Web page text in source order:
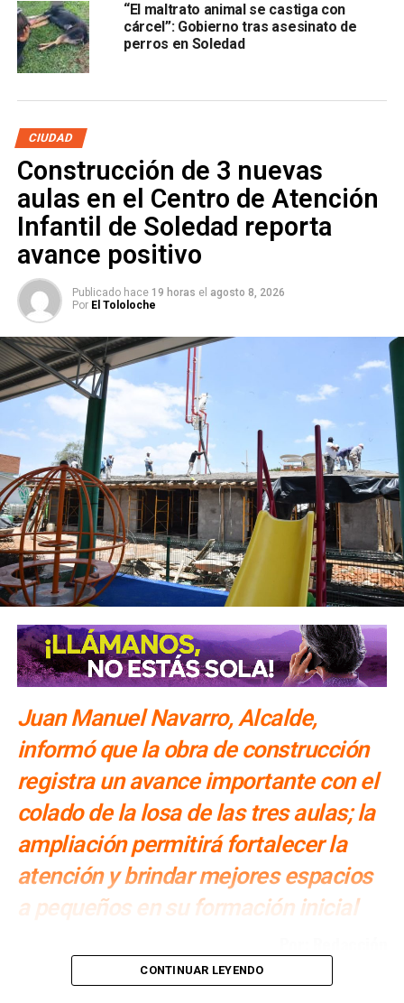
ARTÍCULOS RELACIONADOS: CONAGUA SLP SOLEDAD
SIGUIENTE
Enrique Galindo entrega su Primer Informe al
Congreso de SLP define calendario de
comparecencias por el Cuarto Informe
“El maltrato animal se castiga con
cárcel”: Gobierno tras asesinato de
perros en Soledad
CIUDAD
Construcción de 3 nuevas
aulas en el Centro de Atención
Infantil de Soledad reporta
avance positivo
Publicado hace 19 horas el agosto 8, 2026
Por El Tololoche
Juan Manuel Navarro, Alcalde,
informó que la obra de construcción
registra un avance importante con el
colado de la losa de las tres aulas; la
ampliación permitirá fortalecer la
atención y brindar mejores espacios
a pequeños en su formación inicial
Juan Manuel Navarro Muñiz, Alcalde de Soledad de
CONTINUAR LEYENDO